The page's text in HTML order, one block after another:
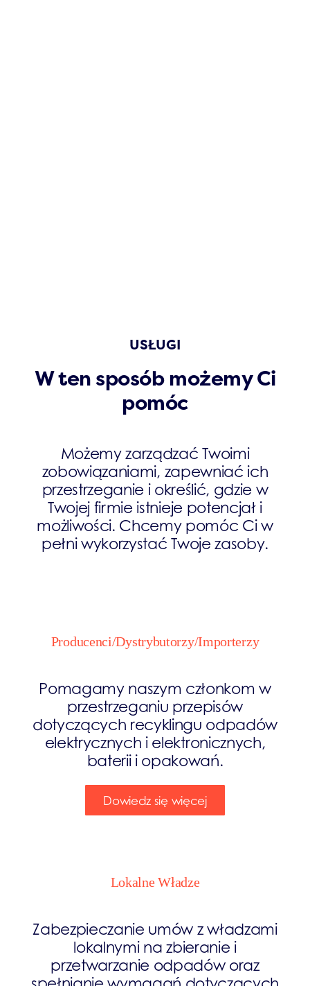
USŁUGI
W ten sposób możemy Ci
pomóc
Możemy zarządzać Twoimi
zobowiązaniami, zapewniać ich
przestrzeganie i określić, gdzie w
Twojej firmie istnieje potencjał i
możliwości. Chcemy pomóc Ci w
pełni wykorzystać Twoje zasoby.
Producenci/Dystrybutorzy/Importerzy
Pomagamy naszym członkom w
przestrzeganiu przepisów
dotyczących recyklingu odpadów
elektrycznych i elektronicznych,
baterii i opakowań.
Dowiedz się więcej
Lokalne Władze
Zabezpieczanie umów z władzami
lokalnymi na zbieranie i
przetwarzanie odpadów oraz